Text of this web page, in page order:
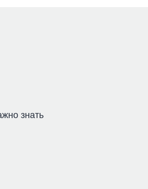
знать